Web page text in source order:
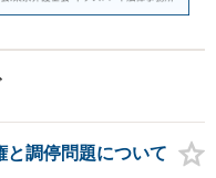
と調停問題について